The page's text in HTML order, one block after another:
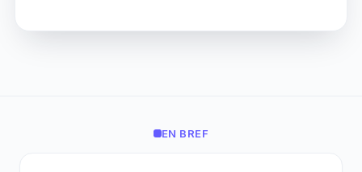
EN BREF